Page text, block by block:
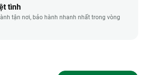
tình
tận nơi, bảo hành nhanh nhất trong vòng